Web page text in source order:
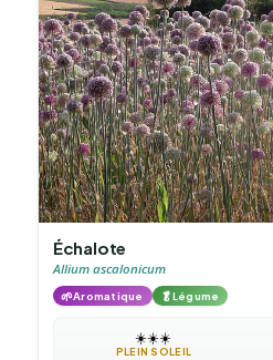
Échalote
Allium ascalonicum
🌱Aromatique 🥬Légume
☀️☀️☀️
PLEIN SOLEIL